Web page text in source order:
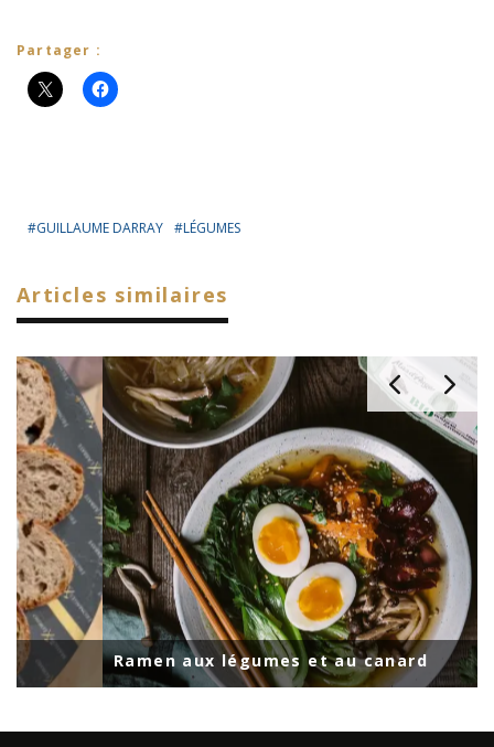
Partager :
GUILLAUME DARRAY LÉGUMES
Articles similaires
Ramen aux légumes et au canard